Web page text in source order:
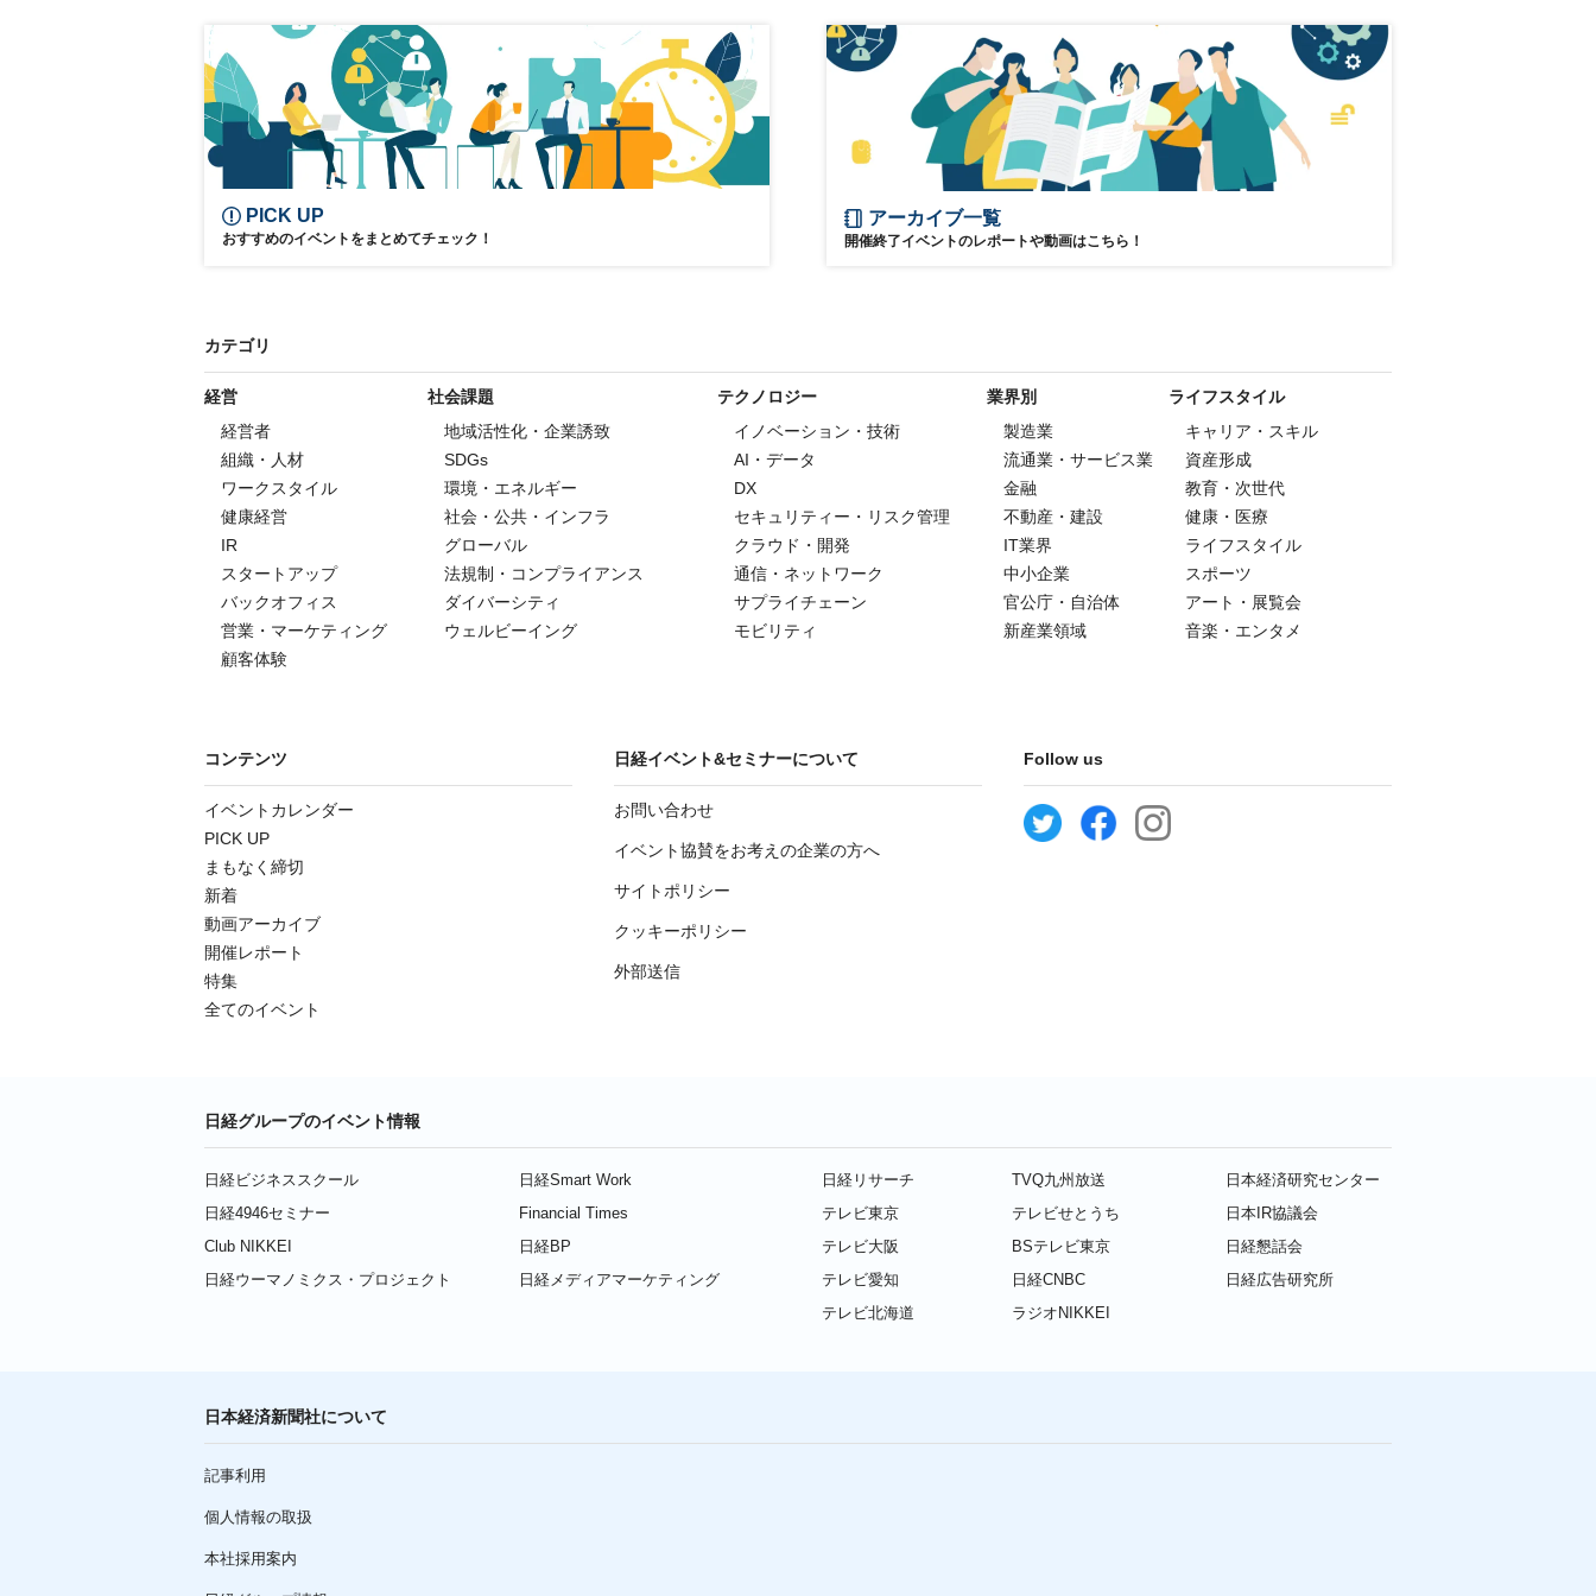
Drug discovery Pharmacy
Pharmaceutical Manufacturing
Drug Formulation Pharmaceuticals
Drug Discovery Ecosystem
Infectious Diseases
PICK UP
おすすめのイベントをまとめてチェック！
アーカイブ一覧
開催終了イベントのレポートや動画はこちら！
カテゴリ
経営
経営者
組織・人材
ワークスタイル
健康経営
IR
スタートアップ
バックオフィス
営業・マーケティング
顧客体験
社会課題
地域活性化・企業誘致
SDGs
環境・エネルギー
社会・公共・インフラ
グローバル
法規制・コンプライアンス
ダイバーシティ
ウェルビーイング
テクノロジー
イノベーション・技術
AI・データ
DX
セキュリティー・リスク管理
クラウド・開発
通信・ネットワーク
サプライチェーン
モビリティ
業界別
製造業
流通業・サービス業
金融
不動産・建設
IT業界
中小企業
官公庁・自治体
新産業領域
ライフスタイル
キャリア・スキル
資産形成
教育・次世代
健康・医療
ライフスタイル
スポーツ
アート・展覧会
音楽・エンタメ
コンテンツ
イベントカレンダー
PICK UP
まもなく締切
新着
動画アーカイブ
開催レポート
特集
全てのイベント
日経イベント&セミナーについて
お問い合わせ
イベント協賛をお考えの企業の方へ
サイトポリシー
クッキーポリシー
外部送信
Follow us
日経グループのイベント情報
日経ビジネススクール
日経4946セミナー
Club NIKKEI
日経ウーマノミクス・プロジェクト
日経Smart Work
Financial Times
日経BP
日経メディアマーケティング
日経リサーチ
テレビ東京
テレビ大阪
テレビ愛知
テレビ北海道
TVQ九州放送
テレビせとうち
BSテレビ東京
日経CNBC
ラジオNIKKEI
日本経済研究センター
日本IR協議会
日経懇話会
日経広告研究所
日本経済新聞社について
記事利用
個人情報の取扱
本社採用案内